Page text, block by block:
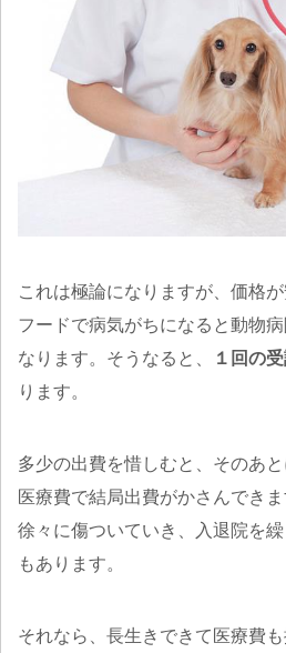
これは極論になりますが、価格
フードで病気がちになると動物
なります。そうなると、
１回の
ります。
多少の出費を惜しむと、そのあ
医療費で結局出費がかさんでき
徐々に傷ついていき、入退院を
もあります。
それなら、長生きできて医療費